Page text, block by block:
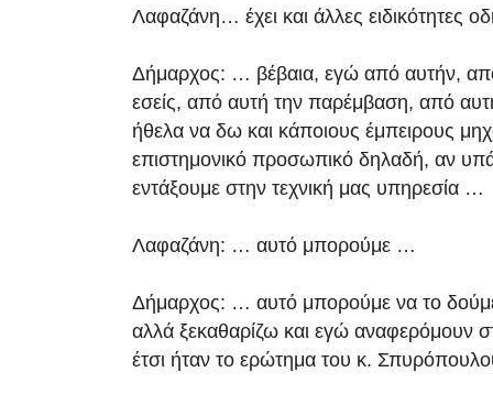
Λαφαζάνη… έχει και άλλες ειδικότητες
Δήμαρχος: … βέβαια, εγώ από αυτήν,
εσείς, από αυτή την παρέμβαση, από
ήθελα να δω και κάποιους έμπειρους
επιστημονικό προσωπικό δηλαδή, αν
εντάξουμε στην τεχνική μας υπηρεσία …
Λαφαζάνη: … αυτό μπορούμε …
Δήμαρχος: … αυτό μπορούμε να το
αλλά ξεκαθαρίζω και εγώ αναφερόμουν
έτσι ήταν το ερώτημα του κ.